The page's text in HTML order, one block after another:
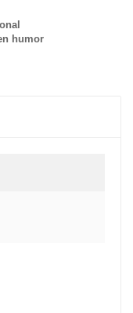
humor